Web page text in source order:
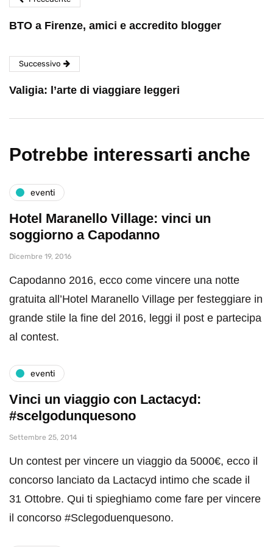
BTO a Firenze, amici e accredito blogger
Successivo
Valigia: l’arte di viaggiare leggeri
Potrebbe interessarti anche
eventi
Hotel Maranello Village: vinci un
soggiorno a Capodanno
Dicembre 19, 2016
Capodanno 2016, ecco come vincere una notte
gratuita all’Hotel Maranello Village per festeggiare in
grande stile la fine del 2016, leggi il post e partecipa
al contest.
eventi
Vinci un viaggio con Lactacyd:
#scelgodunquesono
Settembre 25, 2014
Un contest per vincere un viaggio da 5000€, ecco il
concorso lanciato da Lactacyd intimo che scade il
31 Ottobre. Qui ti spieghiamo come fare per vincere
il concorso #Sclegoduenquesono.